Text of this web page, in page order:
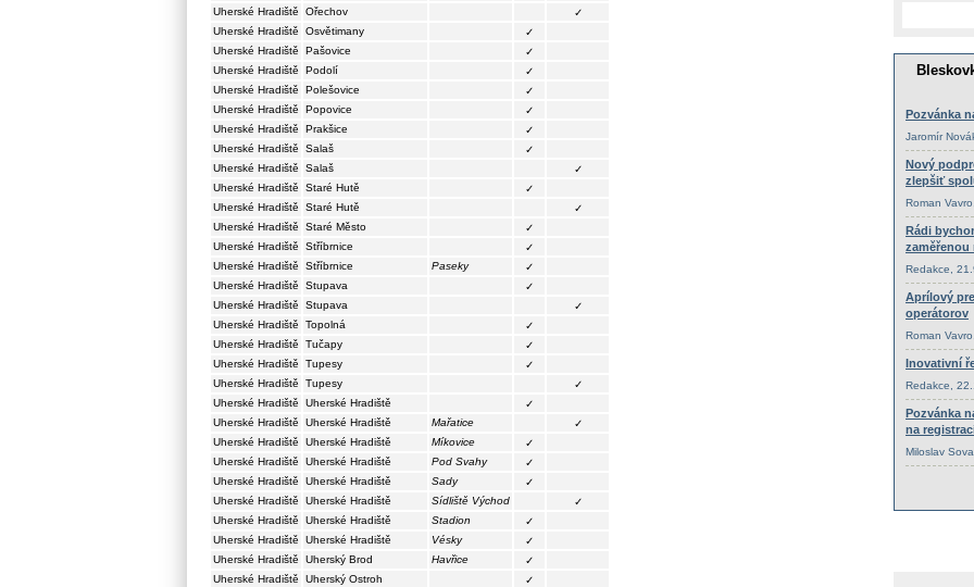
Uherské Hradiště
Ořechov
✓
Uherské Hradiště
Osvětimany
✓
Uherské Hradiště
Pašovice
✓
Uherské Hradiště
Podolí
✓
Uherské Hradiště
Polešovice
✓
Uherské Hradiště
Popovice
✓
Uherské Hradiště
Prakšice
✓
Uherské Hradiště
Salaš
✓
Uherské Hradiště
Salaš
✓
Uherské Hradiště
Staré Hutě
✓
Uherské Hradiště
Staré Hutě
✓
Uherské Hradiště
Staré Město
✓
Uherské Hradiště
Stříbrnice
✓
Uherské Hradiště
Stříbrnice Paseky
✓
Uherské Hradiště
Stupava
✓
Uherské Hradiště
Stupava
✓
Uherské Hradiště
Topolná
✓
Uherské Hradiště
Tučapy
✓
Uherské Hradiště
Tupesy
✓
Uherské Hradiště
Tupesy
✓
Uherské Hradiště
Uherské Hradiště
✓
Uherské Hradiště
Uherské Hradiště Mařatice
✓
Uherské Hradiště
Uherské Hradiště Míkovice
✓
Uherské Hradiště
Uherské Hradiště Pod Svahy
✓
Uherské Hradiště
Uherské Hradiště Sady
✓
Uherské Hradiště
Uherské Hradiště Sídliště Východ
✓
Uherské Hradiště
Uherské Hradiště Stadion
✓
Uherské Hradiště
Uherské Hradiště Vésky
✓
Uherské Hradiště
Uherský Brod Havřice
✓
Uherské Hradiště
Uherský Ostroh
✓